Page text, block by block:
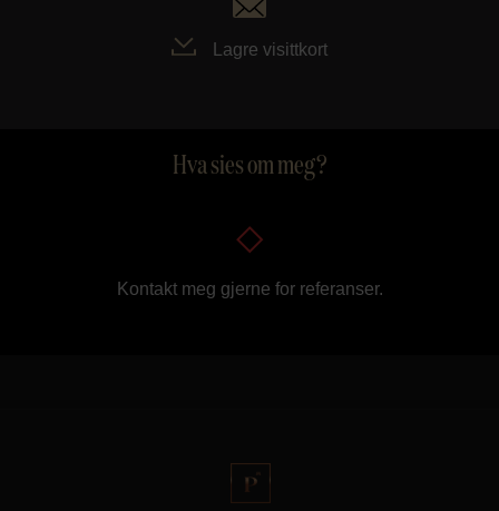
Lagre visittkort
Hva sies om meg?
Kontakt meg gjerne for referanser.